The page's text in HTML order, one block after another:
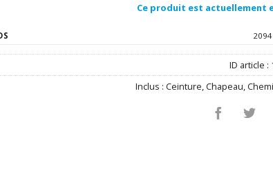
Ce produit est actuellement
ID article :
Inclus :Ceinture ,Chapeau ,